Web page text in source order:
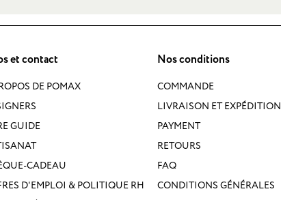
et contact
DE POMAX
GUIDE
CADEAU
D'EMPLOI & POLITIQUE RH
Nos conditions
COMMANDE
LIVRAISON ET EXPÉDITION
PAYMENT
RETOURS
FAQ
CONDITIONS GÉNÉRALES